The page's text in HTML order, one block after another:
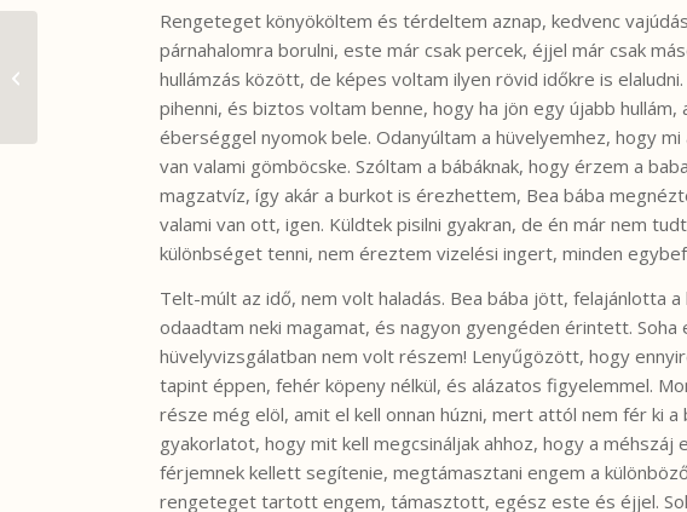
Rengeteget könyököltem és térdeltem aznap, kedvenc
párnahalomra borulni, este már csak percek, éjjel már csak
hullámzás között, de képes voltam ilyen rövid időkre is
pihenni, és biztos voltam benne, hogy ha jön egy újabb hullám,
éberséggel nyomok bele. Odanyúltam a hüvelyemhez, hogy
van valami gömböcske. Szóltam a bábáknak, hogy érzem a
magzatvíz, így akár a burkot is érezhettem, Bea bába
valami van ott, igen. Küldtek pisilni gyakran, de én már nem
különbséget tenni, nem éreztem vizelési ingert, minden
Telt-múlt az idő, nem volt haladás. Bea bába jött, felajánlotta
odaadtam neki magamat, és nagyon gyengéden érintett. Soha
hüvelyvizsgálatban nem volt részem! Lenyűgözött, hogy
tapint éppen, fehér köpeny nélkül, és alázatos figyelemmel.
része még elöl, amit el kell onnan húzni, mert attól nem fér ki
gyakorlatot, hogy mit kell megcsináljak ahhoz, hogy a méhszáj
férjemnek kellett segítenie, megtámasztani engem a
rengeteget tartott engem, támasztott, egész este és éjjel.
Szüléstörténet 180,